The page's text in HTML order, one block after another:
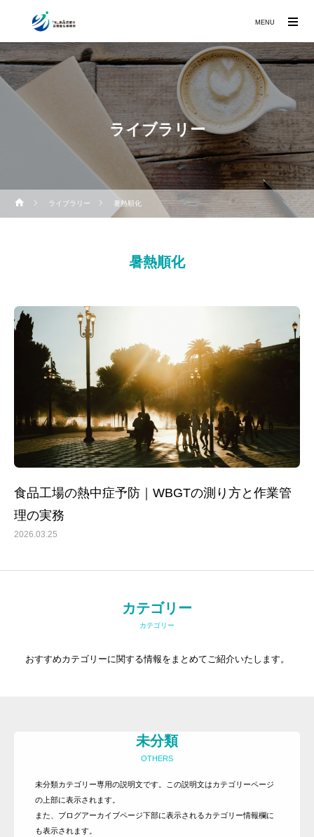
ライブラリー
ライブラリー 暑熱順化
暑熱順化
食品工場の熱中症予防｜WBGTの測り方と作業管
理の実務
2026.03.25
カテゴリー
カテゴリー
おすすめカテゴリーに関する情報をまとめてご紹介いたします。
未分類
OTHERS
未分類カテゴリー専用の説明文です。この説明文はカテゴリーページ
の上部に表示されます。
また、ブログアーカイブページ下部に表示されるカテゴリー情報欄に
も表示されます。
MENU